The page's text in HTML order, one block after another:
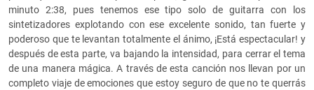
minuto 2:38, pues tenemos ese tipo solo de guitarra con los
sintetizadores explotando con ese excelente sonido, tan fuerte y
poderoso que te levantan totalmente el ánimo, ¡Está espectacular! y
después de esta parte, va bajando la intensidad, para cerrar el tema
de una manera mágica. A través de esta canción nos llevan por un
completo viaje de emociones que estoy seguro de que no te querrás